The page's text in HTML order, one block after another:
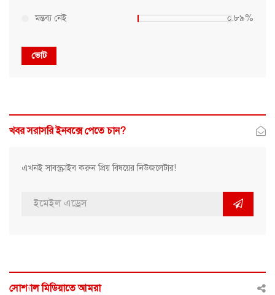
মন্তব্য নেই ০.৮৯%
ভোট
খবর সরাসরি ইনবক্সে পেতে চান?
এখনই সাবস্ক্রাইব করুন প্রিয় বিষয়ের নিউজলেটার!
সোশ্যাল মিডিয়াতে আমরা